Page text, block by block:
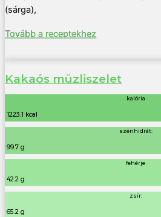
(sárga),
Tovább a receptekhez
Kakaós müzliszelet
kalória
1223.1 kcal
szénhidrát:
99.7 g
fehérje
42.2 g
zsír:
65.2 g